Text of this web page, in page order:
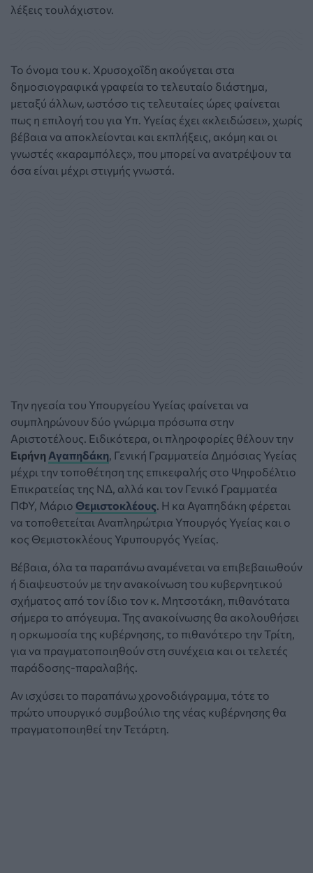
λέξεις τουλάχιστον.
Το όνομα του κ. Χρυσοχοΐδη ακούγεται στα
δημοσιογραφικά γραφεία το τελευταίο διάστημα,
μεταξύ άλλων, ωστόσο τις τελευταίες ώρες φαίνεται
πως η επιλογή του για Υπ. Υγείας έχει «κλειδώσει», χωρίς
βέβαια να αποκλείονται και εκπλήξεις, ακόμη και οι
γνωστές «καραμπόλες», που μπορεί να ανατρέψουν τα
όσα είναι μέχρι στιγμής γνωστά.
Την ηγεσία του Υπουργείου Υγείας φαίνεται να
συμπληρώνουν δύο γνώριμα πρόσωπα στην
Αριστοτέλους. Ειδικότερα, οι πληροφορίες θέλουν την
Ειρήνη Αγαπηδάκη , Γενική Γραμματεία Δημόσιας Υγείας
μέχρι την τοποθέτηση της επικεφαλής στο Ψηφοδέλτιο
Επικρατείας της ΝΔ, αλλά και τον Γενικό Γραμματέα
ΠΦΥ, Μάριο Θεμιστοκλέους . Η κα Αγαπηδάκη φέρεται
να τοποθετείται Αναπληρώτρια Υπουργός Υγείας και ο
κος Θεμιστοκλέους Υφυπουργός Υγείας.
Βέβαια, όλα τα παραπάνω αναμένεται να επιβεβαιωθούν
ή διαψευστούν με την ανακοίνωση του κυβερνητικού
σχήματος από τον ίδιο τον κ. Μητσοτάκη, πιθανότατα
σήμερα το απόγευμα. Της ανακοίνωσης θα ακολουθήσει
η ορκωμοσία της κυβέρνησης, το πιθανότερο την Τρίτη,
για να πραγματοποιηθούν στη συνέχεια και οι τελετές
παράδοσης-παραλαβής.
Αν ισχύσει το παραπάνω χρονοδιάγραμμα, τότε το
πρώτο υπουργικό συμβούλιο της νέας κυβέρνησης θα
πραγματοποιηθεί την Τετάρτη.